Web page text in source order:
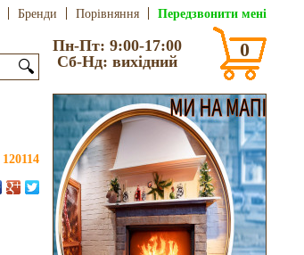
Бренди Порівняння Передзвонити мені
🔍
Пн-Пт: 9:00-17:00
Сб-Нд: вихідний
0
120114